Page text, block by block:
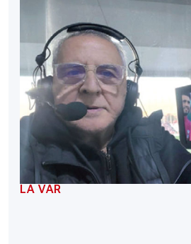
LA VAR